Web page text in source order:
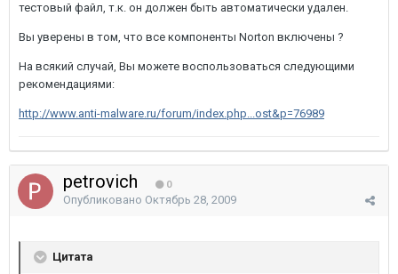
тестовый файл, т.к. он должен быть автоматически удален.
Вы уверены в том, что все компоненты Norton включены ?
На всякий случай, Вы можете воспользоваться следующими
рекомендациями:
http://www.anti-malware.ru/forum/index.php...ost&p=76989
petrovich 0
Опубликовано Октябрь 28, 2009
Цитата